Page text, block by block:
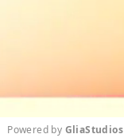
Powered by GliaStudios